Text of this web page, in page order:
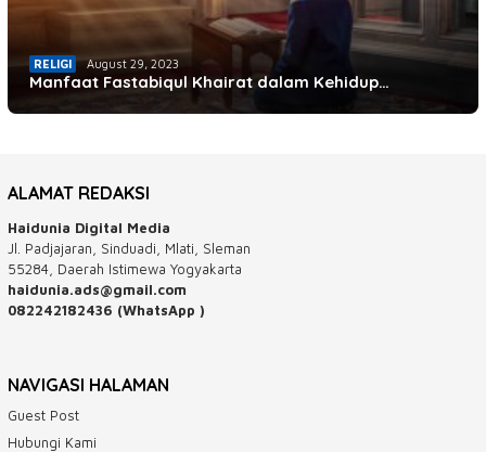
RELIGI August 29, 2023
Manfaat Fastabiqul Khairat dalam Kehidup…
ALAMAT REDAKSI
Haidunia Digital Media
Jl. Padjajaran, Sinduadi, Mlati, Sleman
55284, Daerah Istimewa Yogyakarta
haidunia.ads@gmail.com
082242182436 (WhatsApp )
NAVIGASI HALAMAN
Guest Post
Hubungi Kami